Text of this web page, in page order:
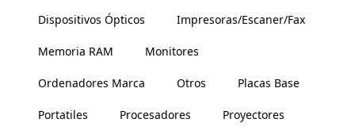
Dispositivos Ópticos Impresoras/Escaner/Fax
Memoria RAM Monitores
Ordenadores Marca Otros Placas Base
Portatiles Procesadores Proyectores